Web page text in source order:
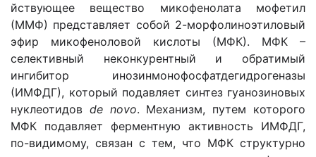
йствующее вещество микофенолата мофетил
(ММФ) представляет собой 2-морфолиноэтиловый
эфир микофеноловой кислоты (МФК). МФК –
селективный неконкурентный и обратимый
ингибитор инозинмонофосфатдегидрогеназы
(ИМФДГ), который подавляет синтез гуанозиновых
нуклеотидов de novo. Механизм, путем которого
МФК подавляет ферментную активность ИМФДГ,
по-видимому, связан с тем, что МФК структурно